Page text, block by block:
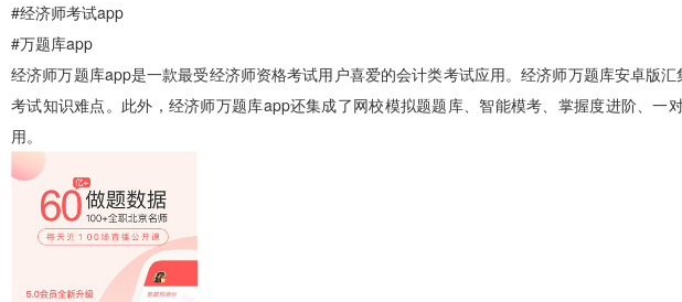
#经济师考试app
#万题库app
经济师万题库app是一款最受经济师资格考试用户喜爱的会计类考试应用。经济师万题库安卓版
考试知识难点。此外，经济师万题库app还集成了网校模拟题题库、智能模考、掌握度进阶、
用。